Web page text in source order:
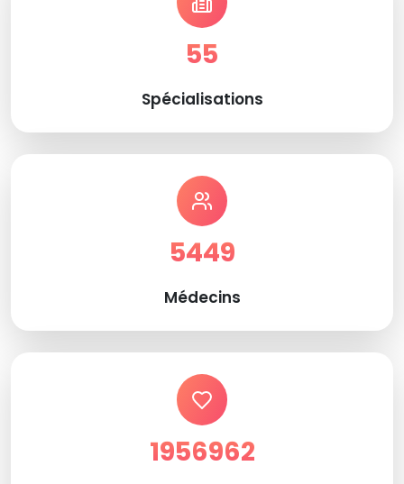
55
Spécialisations
5449
Médecins
1956962